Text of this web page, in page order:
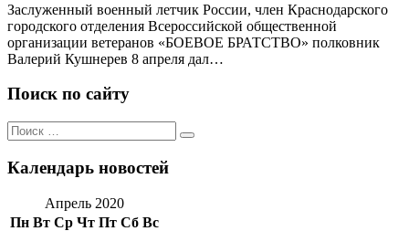
Заслуженный военный летчик России, член Краснодарского
городского отделения Всероссийской общественной
организации ветеранов «БОЕВОЕ БРАТСТВО» полковник
Валерий Кушнерев 8 апреля дал…
Поиск по сайту
Поиск
по:
Поиск
Календарь новостей
Апрель 2020
Пн Вт Ср Чт Пт Сб Вс